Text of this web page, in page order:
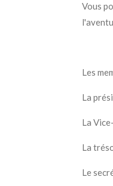
Vous
Les
La
La
La
Le